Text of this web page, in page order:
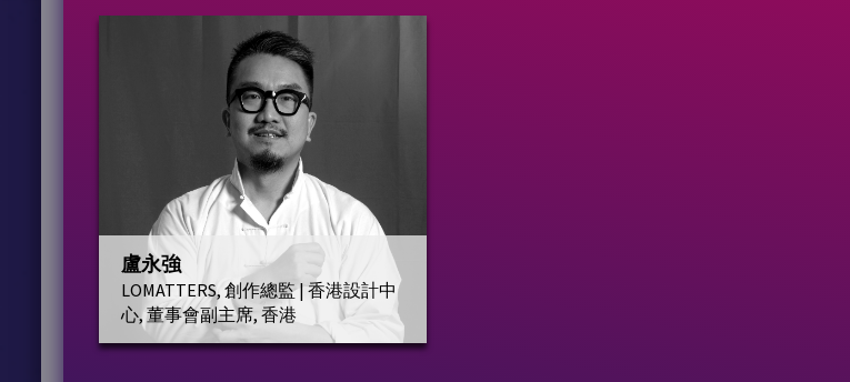
盧永強
LOMATTERS, 創作總監 | 香港設計中
心, 董事會副主席, 香港